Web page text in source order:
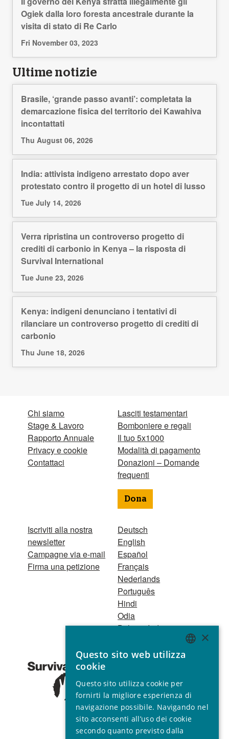
Ogiek dalla loro foresta ancestrale durante la
visita di stato di Re Carlo
Fri November 03, 2023
Ultime notizie
Brasile, ‘grande passo avanti’: completata la
demarcazione fisica del territorio dei Kawahiva
incontattati
Thu August 06, 2026
India: attivista indigeno arrestato dopo aver
protestato contro il progetto di un hotel di lusso
Tue July 14, 2026
Verra ripristina un controverso progetto di
crediti di carbonio in Kenya – la risposta di
Survival International
Tue June 23, 2026
Kenya: indigeni denunciano i tentativi di
rilanciare un controverso progetto di crediti di
carbonio
Thu June 18, 2026
Chi siamo
Stage & Lavoro
Rapporto Annuale
Privacy e cookie
Contattaci
Iscriviti alla nostra
newsletter
Campagne via e-mail
Firma una petizione
Lasciti testamentari
Bomboniere e regali
Il tuo 5x1000
Modalità di pagamento
Donazioni – Domande
frequenti
Dona
Deutsch
English
Español
Français
Nederlands
Português
Hindi
Odia
Bahasa Indonesia
Registro Persone
1521 Registered
charity no. 267444 ©
2001 - 2026
Tutti i diritti riservati.
ENGLISH
SPANISH
FRENCH
ITALIAN
×
Questo sito web utilizza
cookie
Questo sito utilizza cookie per
fornirti la migliore esperienza di
navigazione possibile. Navigando nel
sito acconsenti all’uso dei cookie
secondo quanto previsto dalla